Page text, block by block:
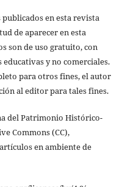
en esta revista
de aparecer en esta
son de uso gratuito, con
y no comerciales.
para otros fines, el autor
al editor para tales fines.
del Patrimonio Histórico-
Commons (CC),
en ambiente de